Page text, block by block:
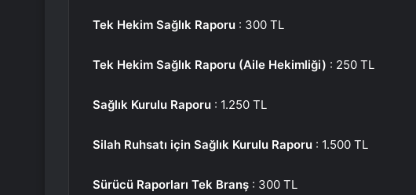
Tek Hekim Sağlık Raporu : 300 TL
Tek Hekim Sağlık Raporu (Aile Hekimliği) : 250 TL
Sağlık Kurulu Raporu : 1.250 TL
Silah Ruhsatı için Sağlık Kurulu Raporu : 1.500 TL
Sürücü Raporları Tek Branş : 300 TL